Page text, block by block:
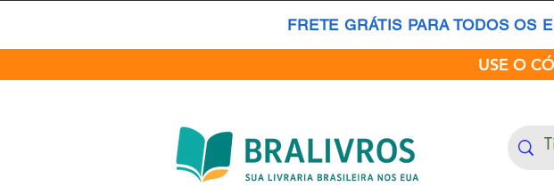
FRETE GRÁTIS PARA TODOS OS
USE O